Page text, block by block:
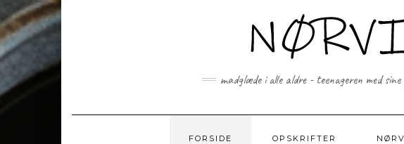
to
content
madglæde i alle aldre - teenageren med
FORSIDE OPSKRIFTER